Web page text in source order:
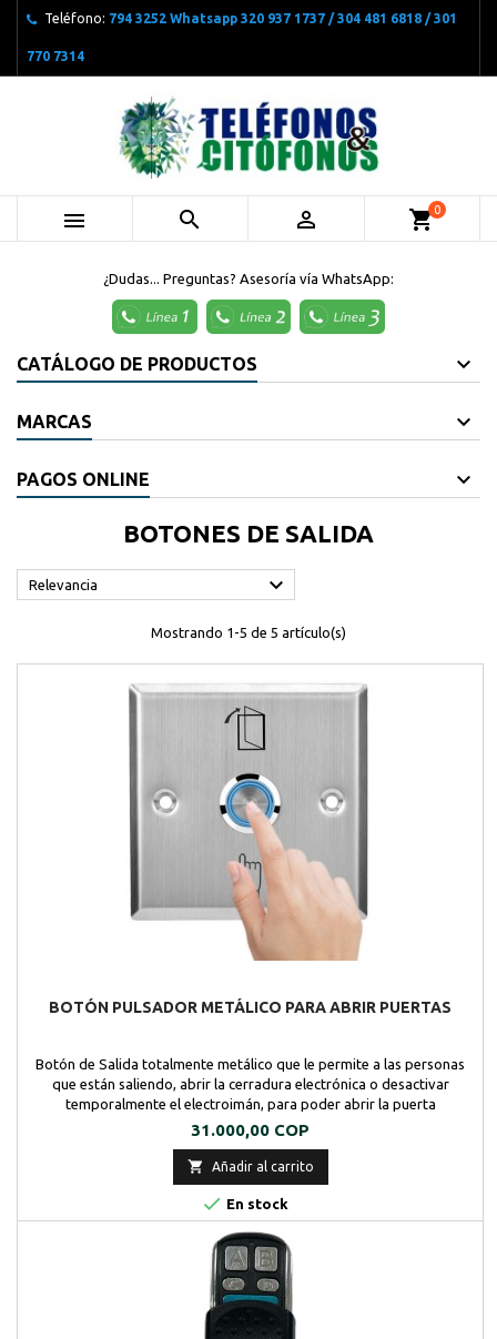
Teléfono: 794 3252 Whatsapp 320 937 1737 / 304 481 6818 / 301
770 7314
   shopping_cart0
¿Dudas... Preguntas? Asesoría vía WhatsApp:
CATÁLOGO DE PRODUCTOS
MARCAS
PAGOS ONLINE
BOTONES DE SALIDA
Relevancia 
Mostrando 1-5 de 5 artículo(s)
BOTÓN PULSADOR METÁLICO PARA ABRIR PUERTAS
Botón de Salida totalmente metálico que le permite a las personas
que están saliendo, abrir la cerradura electrónica o desactivar
temporalmente el electroimán, para poder abrir la puerta
Precio
31.000,00 COP
 Añadir al carrito
 En stock